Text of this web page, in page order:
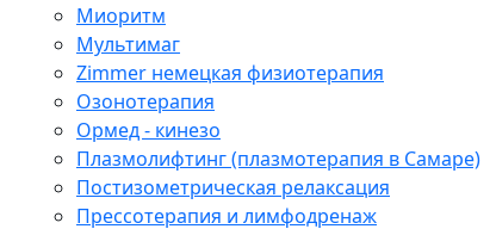
Миоритм
Мультимаг
Zimmer немецкая физиотерапия
Озонотерапия
Ормед - кинезо
Плазмолифтинг (плазмотерапия в Самаре)
Постизометрическая релаксация
Прессотерапия и лимфодренаж